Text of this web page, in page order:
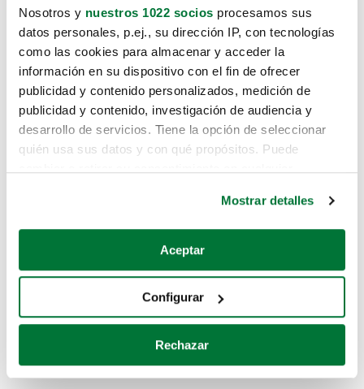
Nosotros y nuestros 1022 socios procesamos sus
datos personales, p.ej., su dirección IP, con tecnologías
como las cookies para almacenar y acceder la
información en su dispositivo con el fin de ofrecer
publicidad y contenido personalizados, medición de
publicidad y contenido, investigación de audiencia y
desarrollo de servicios. Tiene la opción de seleccionar
quién usa sus datos y con qué propósitos. Puede
Si lo permite, también quisiéramos:
Recopilar información sobre su ubicación geográfica
Identificar su dispositivo analizándolo activamente
para buscar características específicas (huellas
Obtenga más información sobre cómo se procesan sus
Mostrar detalles
Aceptar
Configurar
Rechazar
Lo sentimos, no sabemos como
te hemos traido hasta aquí.
Pero puedes encontrar el coche que estás
buscando en alguno de estos enlaces:
Coches de segunda mano
Coches de km0